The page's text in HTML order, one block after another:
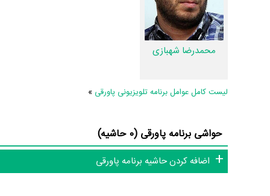
کاربران نیز در 1 لیست از برنامه پاورقی یاد کرده‌اند. همچنین در بخش بررسی برنامه پاورقی 3 نفر از میان مردم به نقد و تحلیل خود از پاورقی پرداخته‌اند.
تاکنون در بخش‌های گالری عکس و پوستر برنامه پاورقی، ویدئو و
محمدرضا شهبازی
لیست کامل عوامل برنامه تلویزیونی پاورقی »
حواشی برنامه پاورقی (0 حاشیه)
اضافه کردن حاشیه برنامه پاورقی